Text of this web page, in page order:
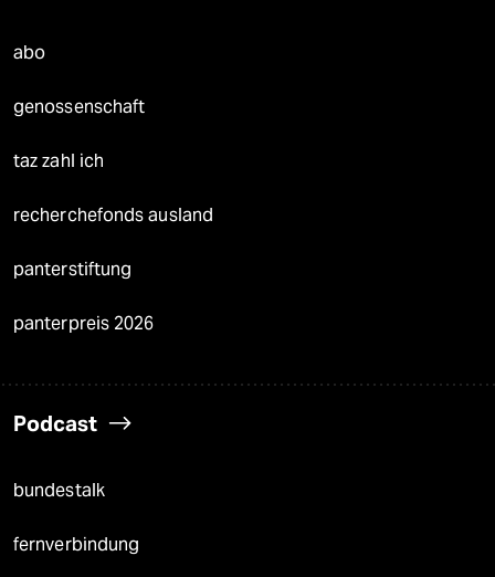
abo
genossenschaft
taz zahl ich
recherchefonds ausland
panterstiftung
panterpreis 2026
Podcast
bundestalk
fernverbindung